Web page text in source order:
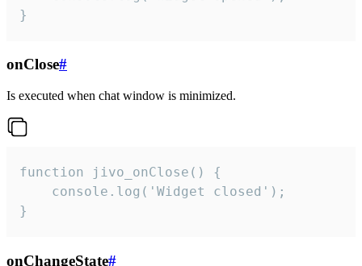
}
onClose#
Is executed when chat window is minimized.
function jivo_onClose() {
    console.log('Widget closed');
}
onChangeState#